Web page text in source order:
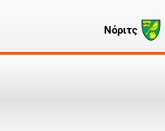
Νόριτς